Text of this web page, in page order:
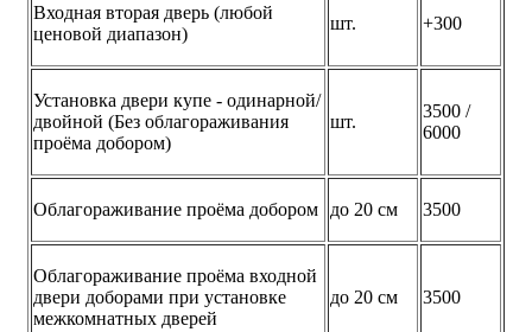
Входная вторая дверь (любой
ценовой диапазон)
шт. +300
Установка двери купе - одинарной/
двойной (Без облагораживания
проёма добором)
шт.
3500 /
6000
Облагораживание проёма добором до 20 см 3500
Облагораживание проёма входной
двери доборами при установке
межкомнатных дверей
до 20 см 3500